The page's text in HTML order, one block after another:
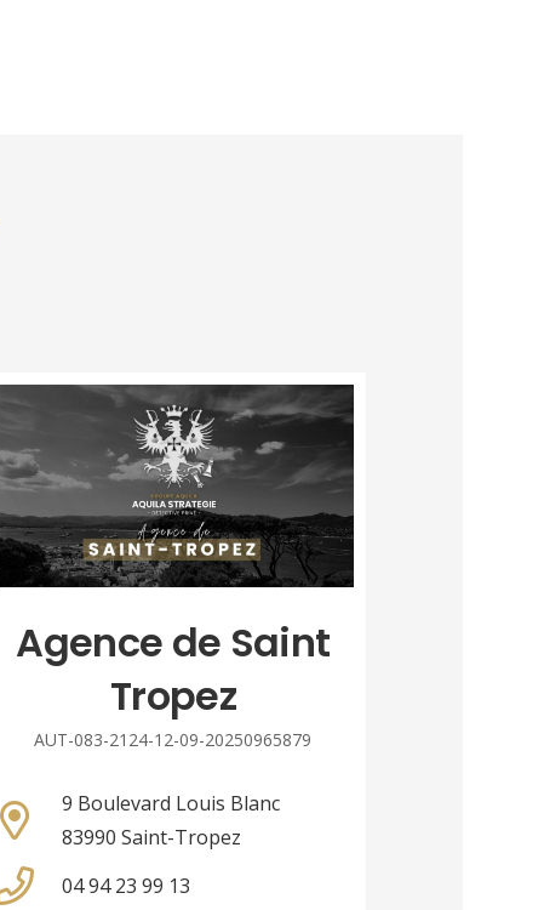
Agence de Saint
Tropez
AUT-083-2124-12-09-20250965879
9 Boulevard Louis Blanc
83990 Saint-Tropez
04 94 23 99 13